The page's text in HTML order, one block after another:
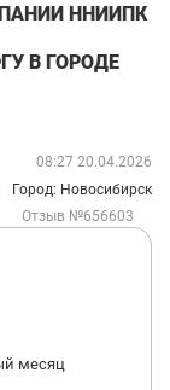
ННИИПК
В ГОРОДЕ
08:27 20.04.2026
Город: Новосибирск
Отзыв №656603
месяц